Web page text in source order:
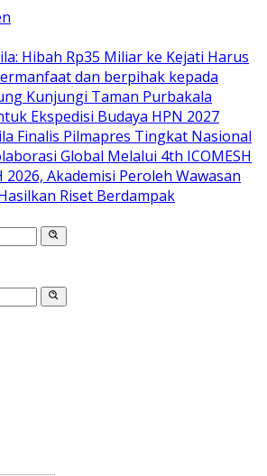
Hibah Rp35 Miliar ke Kejati Harus
dan berpihak kepada
Kunjungi Taman Purbakala
Ekspedisi Budaya HPN 2027
Finalis Pilmapres Tingkat Nasional
Global Melalui 4th ICOMESH
2026, Akademisi Peroleh Wawasan
Riset Berdampak